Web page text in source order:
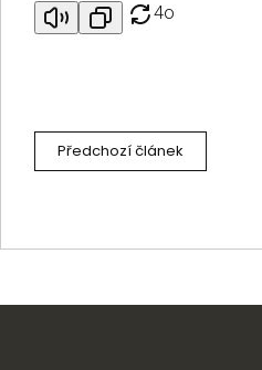
4o
Předchozí článek
Z